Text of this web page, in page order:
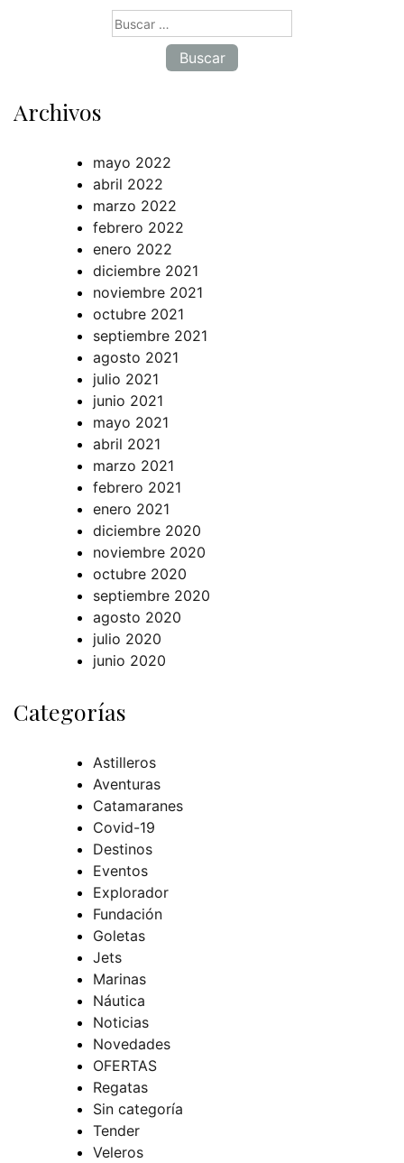
Archivos
mayo 2022
abril 2022
marzo 2022
febrero 2022
enero 2022
diciembre 2021
noviembre 2021
octubre 2021
septiembre 2021
agosto 2021
julio 2021
junio 2021
mayo 2021
abril 2021
marzo 2021
febrero 2021
enero 2021
diciembre 2020
noviembre 2020
octubre 2020
septiembre 2020
agosto 2020
julio 2020
junio 2020
Categorías
Astilleros
Aventuras
Catamaranes
Covid-19
Destinos
Eventos
Explorador
Fundación
Goletas
Jets
Marinas
Náutica
Noticias
Novedades
OFERTAS
Regatas
Sin categoría
Tender
Veleros